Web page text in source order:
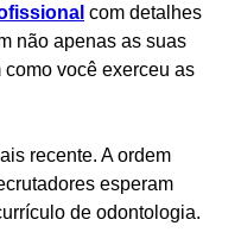
com detalhes
não apenas as suas
você exerceu as
recente. A ordem
esperam
de odontologia.